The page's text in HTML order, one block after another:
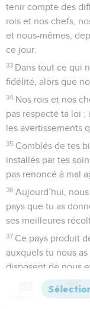
tenir compte des
rois et nos chefs,
et nous-mêmes,
ce jour.
33 Dans tout ce qui
fidélité, alors que
34 Nos rois et nos
pas respecté ta loi
les avertissements
35 Comblés de tes
installés par tes
pas renoncé à mal
36 Aujourd’hui,
pays que tu as
ses meilleures
37 Ce pays produit
auxquels tu nous
disposent de nous
Nous sommes
Versions